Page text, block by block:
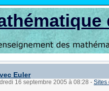
Euler
16 septembre 2005 à 08:28 - Sites